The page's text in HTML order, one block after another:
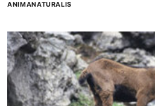
ANIMANATURALIS